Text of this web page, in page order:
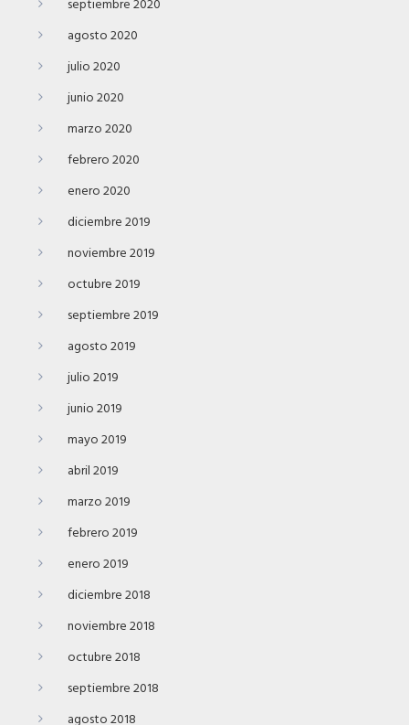
septiembre 2020
agosto 2020
julio 2020
junio 2020
marzo 2020
febrero 2020
enero 2020
diciembre 2019
noviembre 2019
octubre 2019
septiembre 2019
agosto 2019
julio 2019
junio 2019
mayo 2019
abril 2019
marzo 2019
febrero 2019
enero 2019
diciembre 2018
noviembre 2018
octubre 2018
septiembre 2018
agosto 2018